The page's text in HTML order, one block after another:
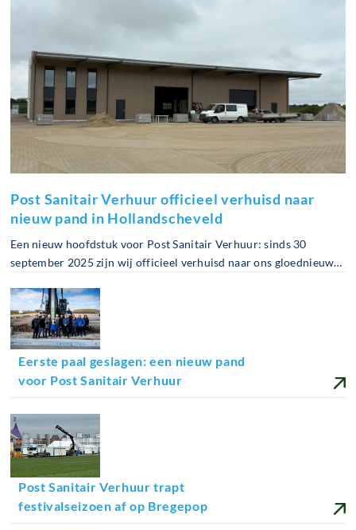
Post Sanitair Verhuur officieel verhuisd naar
nieuw pand in Hollandscheveld
Een nieuw hoofdstuk voor Post Sanitair Verhuur: sinds 30
september 2025 zijn wij officieel verhuisd naar ons gloednieuwe
hele team trots op zijn!
23-04-2025
Eerste paal geslagen: een nieuw pand
voor Post Sanitair Verhuur
16-04-2025
Post Sanitair Verhuur trapt
festivalseizoen af op Bregepop